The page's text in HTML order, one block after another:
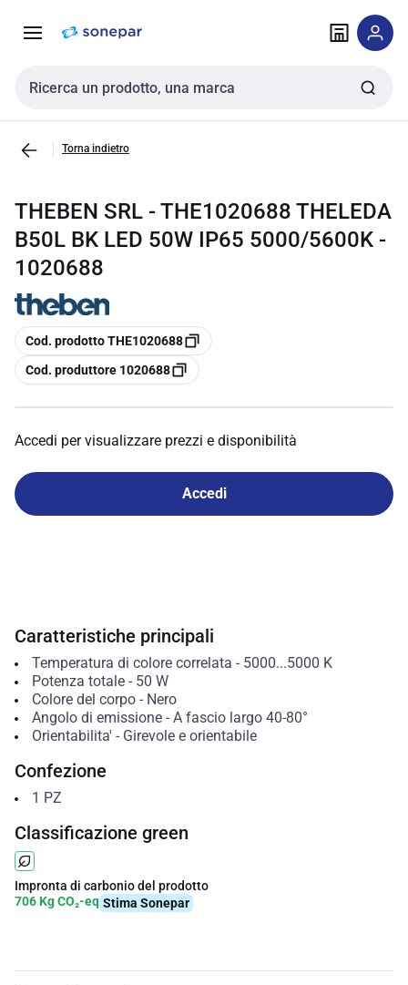
navigazione alla
Cerca input
Torna indietro
THEBEN SRL - THE1020688 THELEDA
B50L BK LED 50W IP65 5000/5600K -
1020688
copia
Cod. prodotto THE1020688
copia
Cod. produttore 1020688
Accedi per visualizzare prezzi e disponibilità
Accedi
Caratteristiche principali
Temperatura di colore correlata - 5000...5000 K
Potenza totale- 50 W
Colore del corpo- Nero
Angolo di emissione- A fascio largo 40-80°
Orientabilita' - Girevole e orientabile
Confezione
1 PZ
Classificazione green
Impronta di carbonio del prodotto
706 Kg CO₂-eq Stima Sonepar